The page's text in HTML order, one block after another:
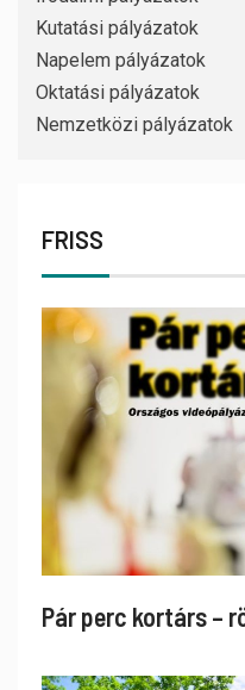
Kutatási pályázatok
Napelem pályázatok
Oktatási pályázatok
Nemzetközi pályázatok
FRISS
Pár perc kortárs –